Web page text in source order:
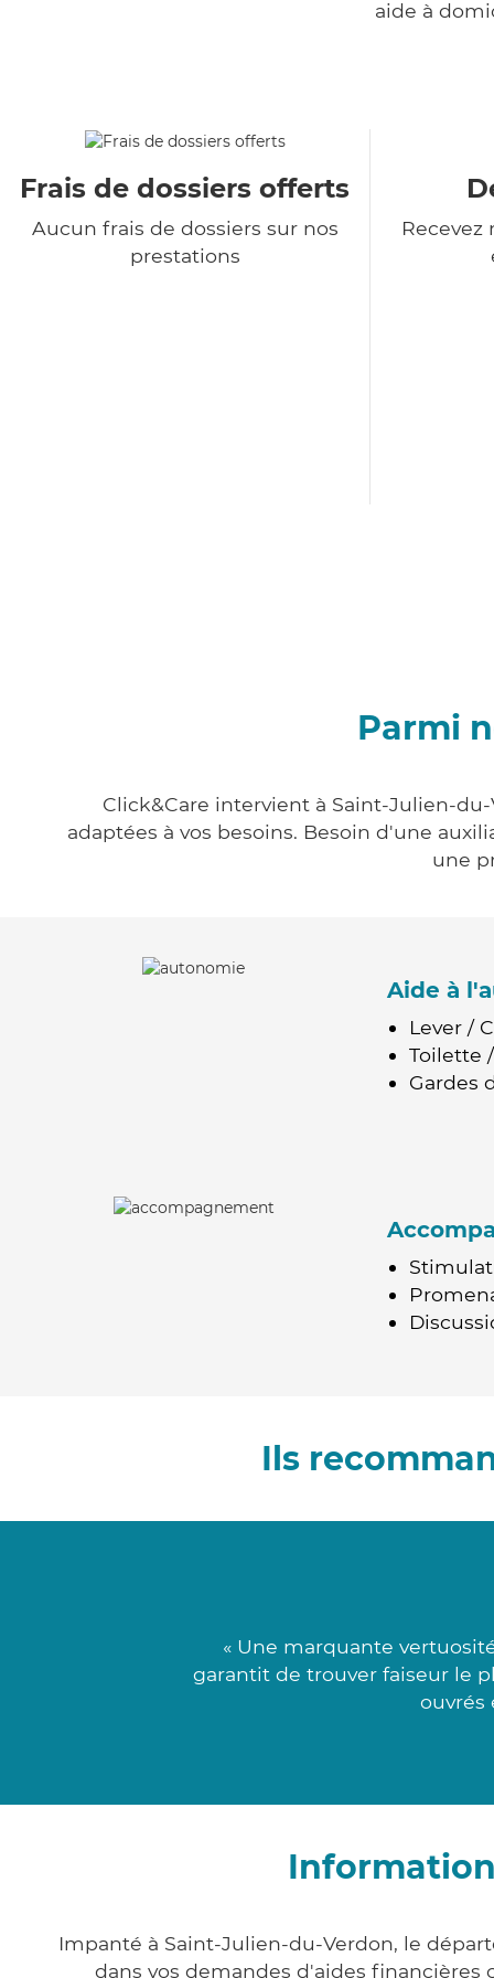
aide à
Frais de dossiers offerts
Aucun frais de dossiers sur nos
prestations
Recevez
Parmi
Click&Care intervient à Saint-Julien-
adaptées à vos besoins. Besoin d'une
une
Aide à
Lever /
Toilette
Gardes
Ils
« Une marquante
garantit de trouver faiseur le
ouvrés
Impanté à Saint-Julien-du-Verdon, le
dans vos demandes d'aides financières